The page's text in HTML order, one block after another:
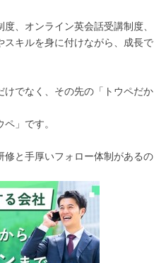
、オンライン英会話受講制度、
キルを身に付けながら、成長で
けでなく、その先の「トウペだか
」です。
と手厚いフォロー体制があるの